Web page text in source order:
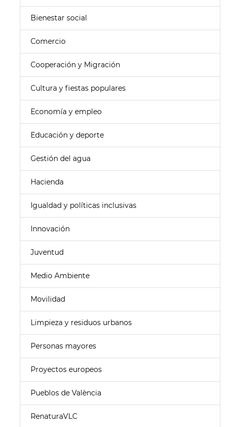
Bienestar social
Comercio
Cooperación y Migración
Cultura y fiestas populares
Economía y empleo
Educación y deporte
Gestión del agua
Hacienda
Igualdad y políticas inclusivas
Innovación
Juventud
Medio Ambiente
Movilidad
Limpieza y residuos urbanos
Personas mayores
Proyectos europeos
Pueblos de València
RenaturaVLC